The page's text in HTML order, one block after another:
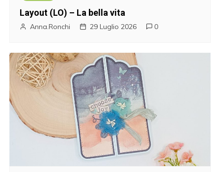
Layout (LO) – La bella vita
Anna.Ronchi 29 Luglio 2026 0